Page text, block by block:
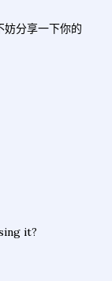
妨分享一下你的
it?